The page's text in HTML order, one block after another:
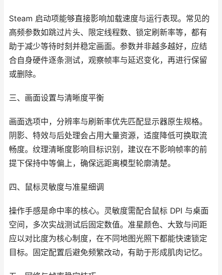
Steam 启动项能够直接影响加载速度与运行表现。常见的
高频参数如跳过片头、限定线程数、锁定刷新率等，都有
助于减少等待时刻并稳定画面。参数并非越多越好，应结
合自身硬件逐条测试，观察帧率与延迟变化，再进行保留
或删除。
三、画面设置与清晰度平衡
画面选项中，分辨率与刷新率优先匹配显示器原生规格。
阴影、特效与后处理会占用大量资源，适度降低可换取流
畅度。纹理清晰度影响目标识别，建议在不影响帧率的前
提下保持中等偏上，确保远距离模型轮廓清楚。
四、鼠标灵敏度与准星细调
操作手感是命中率的核心。灵敏度需配合鼠标 DPI 与桌面
空间，多次实战测试后固定数值。准星颜色、大致与间距
应以对比度为核心制度，在不同地图光照下都能快速锁定
目标。固定配置后避免频繁改动，有助于形成肌肉记忆。